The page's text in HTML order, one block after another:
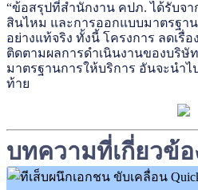
“ข้อสรุปที่สำนักงาน คปภ. ได้รับจ
สินไหม และการออกแบบมาตรฐา
อย่างแท้จริง ทั้งนี้ โครงการ ลดเ
ติดตามผลการดำเนินงานของบริ
มาตรฐานการให้บริการ อันจะนำ
ท้าย
บทความที่เกี่ยวข้อ